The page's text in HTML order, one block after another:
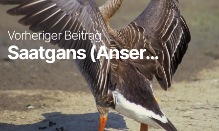
Vorheriger Beitrag
Saatgans (Anser...